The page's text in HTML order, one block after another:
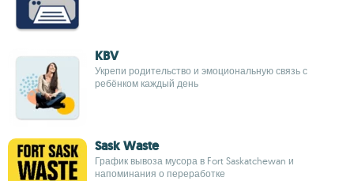
KBV
Укрепи родительство и эмоциональную связь с
ребёнком каждый день
Sask Waste
График вывоза мусора в Fort Saskatchewan и
напоминания о переработке